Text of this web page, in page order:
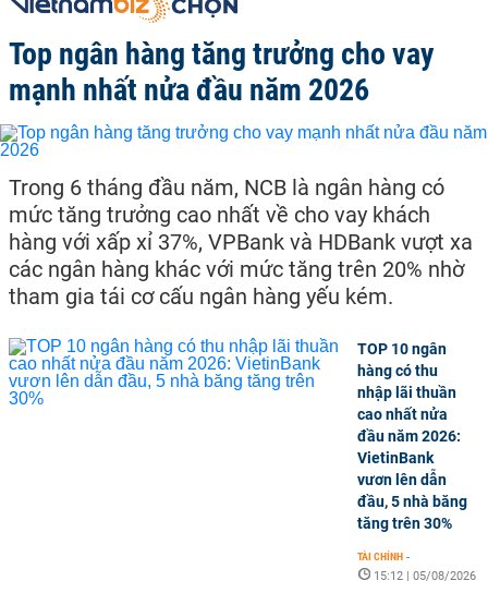
Top ngân hàng tăng trưởng cho vay
mạnh nhất nửa đầu năm 2026
Trong 6 tháng đầu năm, NCB là ngân hàng có
mức tăng trưởng cao nhất về cho vay khách
hàng với xấp xỉ 37%, VPBank và HDBank vượt xa
các ngân hàng khác với mức tăng trên 20% nhờ
tham gia tái cơ cấu ngân hàng yếu kém.
TOP 10 ngân
hàng có thu
nhập lãi thuần
cao nhất nửa
đầu năm 2026:
VietinBank
vươn lên dẫn
đầu, 5 nhà băng
tăng trên 30%
TÀI CHÍNH -
15:12 | 05/08/2026